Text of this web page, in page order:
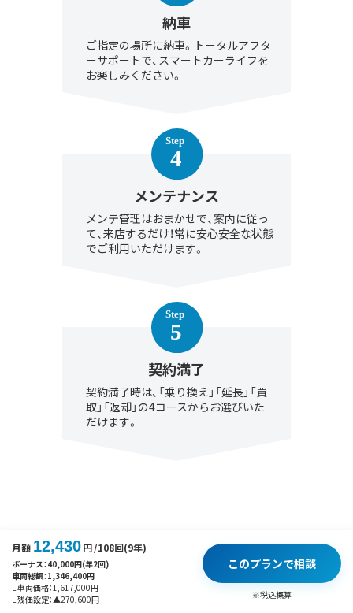
納車
ご指定の場所に納車。トータルアフタ
ーサポートで、スマートカーライフを
お楽しみください。
メンテナンス
メンテ管理はおまかせで、案内に従っ
て、来店するだけ！常に安心安全な状態
でご利用いただけます。
契約満了
契約満了時は、「乗り換え」「延長」「買
取」「返却」の4コースからお選びいた
だけます。
月額 12,430円/108回(9年)
ボーナス：40,000円(年2回)
車両総額：1,346,400円
L 車両価格：1,617,000円
L 残価設定：▲270,600円
このプランで相談
※税込概算